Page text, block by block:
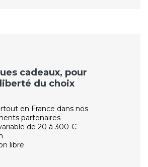
cadeaux, pour
liberté du choix
en France dans nos
partenaires
de 20 à 300 €
libre